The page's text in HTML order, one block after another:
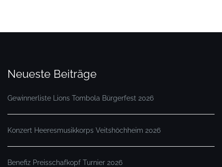
Neueste Beiträge
Gewinnerliste Lions Tombola Bürgerfest 2026
Konzert Heeresmusikkorps Veitshöchheim 2026
Benefiz Preisschafkopf Turnier 2026